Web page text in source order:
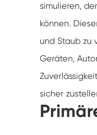
simulieren,
können.
und Staub zu
Geräten,
sicher